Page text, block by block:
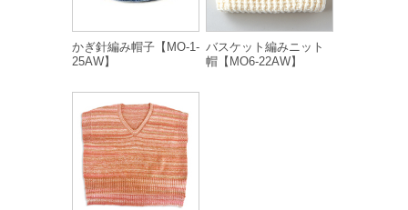
かぎ針編み帽子【MO-1-
25AW】
バスケット編みニット
帽【MO6-22AW】